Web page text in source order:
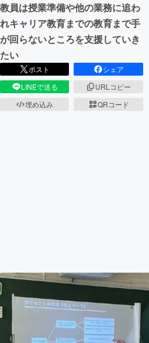
まちづくり・地域活性化
CAMPFIREふるさと納税
教員は授業準備や他の業務に追わ
れキャリア教育までの教育まで手
が回らないところを支援していき
たい
ポスト
シェア
LINEで送る
URLコピー
埋め込み
QRコード